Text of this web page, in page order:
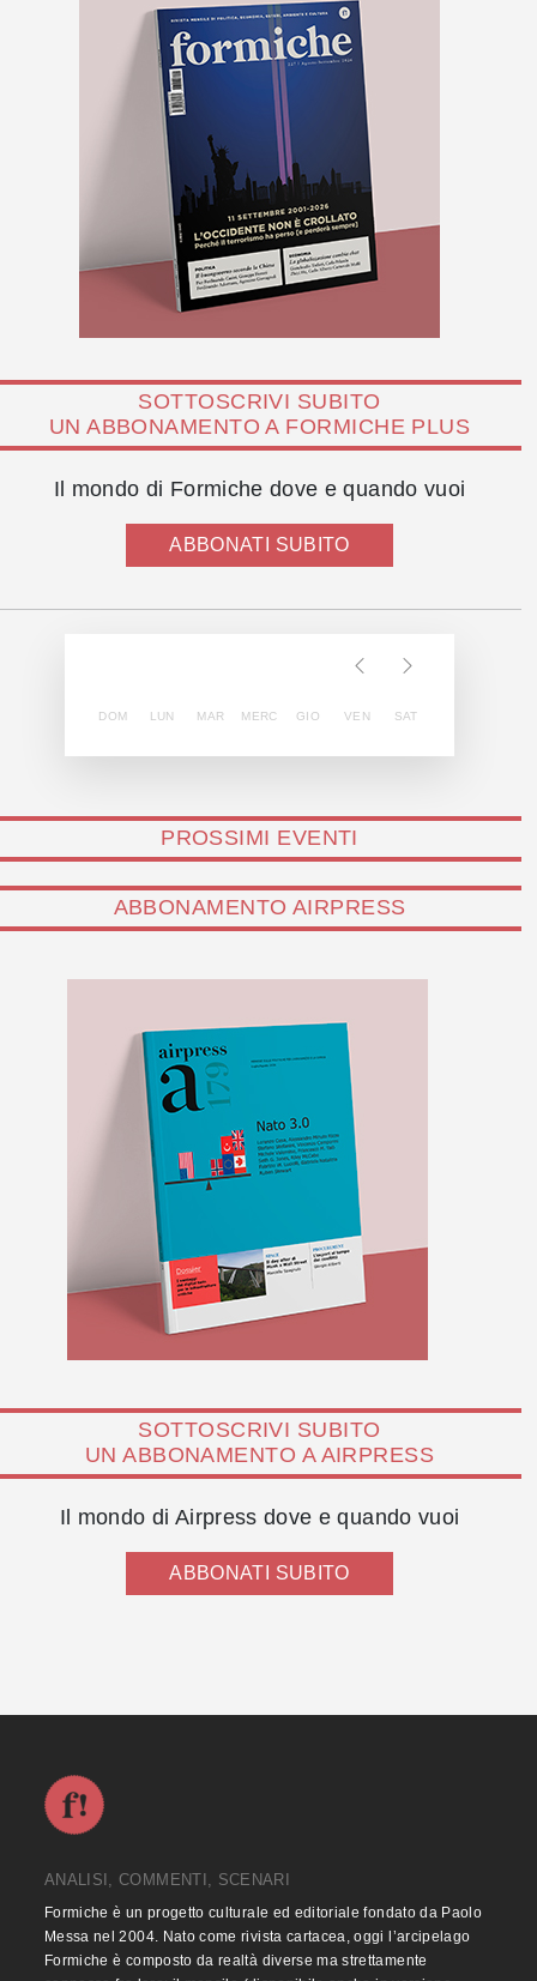
SOTTOSCRIVI SUBITO
UN ABBONAMENTO A FORMICHE PLUS
Il mondo di Formiche dove e quando vuoi
ABBONATI SUBITO
DOM LUN MAR MERC GIO VEN SAT
PROSSIMI EVENTI
ABBONAMENTO AIRPRESS
SOTTOSCRIVI SUBITO
UN ABBONAMENTO A AIRPRESS
Il mondo di Airpress dove e quando vuoi
ABBONATI SUBITO
ANALISI, COMMENTI, SCENARI
Formiche è un progetto culturale ed editoriale fondato da Paolo
Messa nel 2004. Nato come rivista cartacea, oggi l’arcipelago
Formiche è composto da realtà diverse ma strettamente